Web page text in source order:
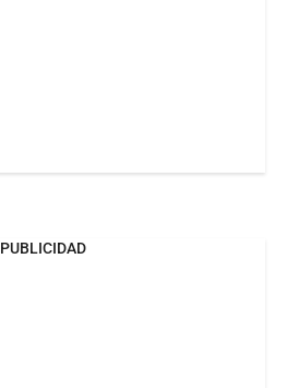
PUBLICIDAD